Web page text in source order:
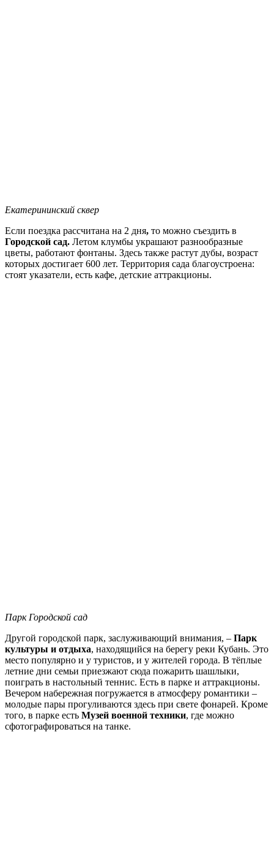
Екатерининский сквер
Если поездка рассчитана на 2 дня, то можно съездить в
Городской сад. Летом клумбы украшают разнообразные
цветы, работают фонтаны. Здесь также растут дубы, возраст
которых достигает 600 лет. Территория сада благоустроена:
стоят указатели, есть кафе, детские аттракционы.
Парк Городской сад
Другой городской парк, заслуживающий внимания, – Парк
культуры и отдыха, находящийся на берегу реки Кубань. Это
место популярно и у туристов, и у жителей города. В тёплые
летние дни семьи приезжают сюда пожарить шашлыки,
поиграть в настольный теннис. Есть в парке и аттракционы.
Вечером набережная погружается в атмосферу романтики –
молодые пары прогуливаются здесь при свете фонарей. Кроме
того, в парке есть Музей военной техники, где можно
сфотографироваться на танке.